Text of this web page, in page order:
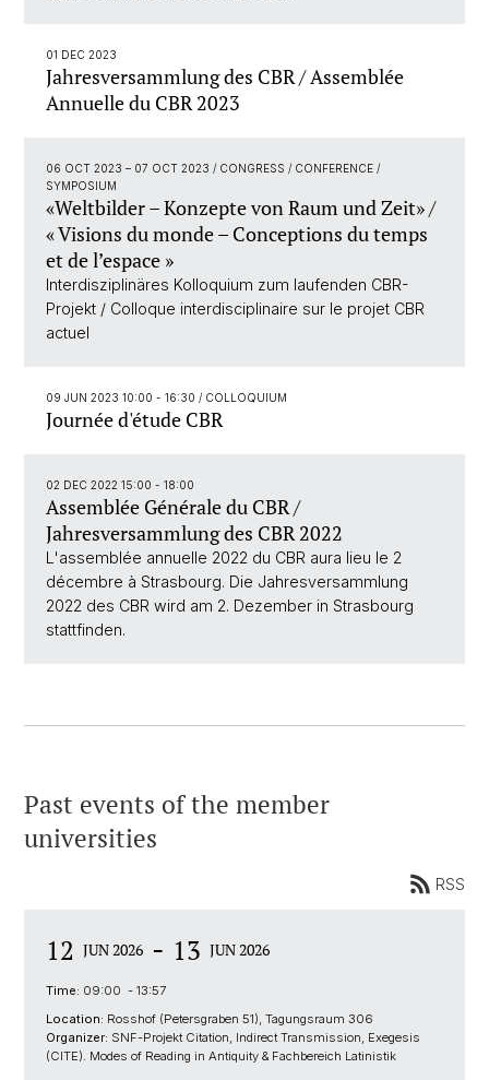
01 DEC 2023
Jahresversammlung des CBR / Assemblée
Annuelle du CBR 2023
06 OCT 2023 – 07 OCT 2023 / CONGRESS / CONFERENCE /
SYMPOSIUM
«Weltbilder – Konzepte von Raum und Zeit» /
« Visions du monde – Conceptions du temps
et de l’espace »
Interdisziplinäres Kolloquium zum laufenden CBR-
Projekt / Colloque interdisciplinaire sur le projet CBR
actuel
09 JUN 2023 10:00 - 16:30 / COLLOQUIUM
Journée d'étude CBR
02 DEC 2022 15:00 - 18:00
Assemblée Générale du CBR /
Jahresversammlung des CBR 2022
L'assemblée annuelle 2022 du CBR aura lieu le 2
décembre à Strasbourg. Die Jahresversammlung
2022 des CBR wird am 2. Dezember in Strasbourg
stattfinden.
Past events of the member
universities
RSS
12 JUN 2026 - 13 JUN 2026
Time: 09:00 - 13:57
Location: Rosshof (Petersgraben 51), Tagungsraum 306
Organizer: SNF-Projekt Citation, Indirect Transmission, Exegesis
(CITE). Modes of Reading in Antiquity & Fachbereich Latinistik